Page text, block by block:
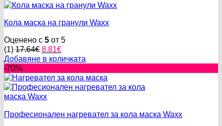
Кола маска на гранули Waxx
Оценено с 5 от 5
(1) 17.64€ Original
price
17.64€.
8.81€Текущата
цена
8.81€.
Добавяне в количката
-70%
Професионален нагревател за кола маска Waxx